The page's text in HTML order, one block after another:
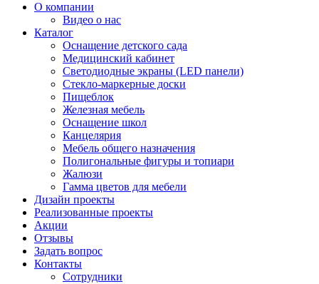
О компании
Видео о нас
Каталог
Оснащение детского сада
Медицинский кабинет
Светодиодные экраны (LED панели)
Стекло-маркерные доски
Пищеблок
Железная мебель
Оснащение школ
Канцелярия
Мебель общего назначения
Полигональные фигуры и топиари
Жалюзи
Гамма цветов для мебели
Дизайн проекты
Реализованные проекты
Акции
Отзывы
Задать вопрос
Контакты
Сотрудники